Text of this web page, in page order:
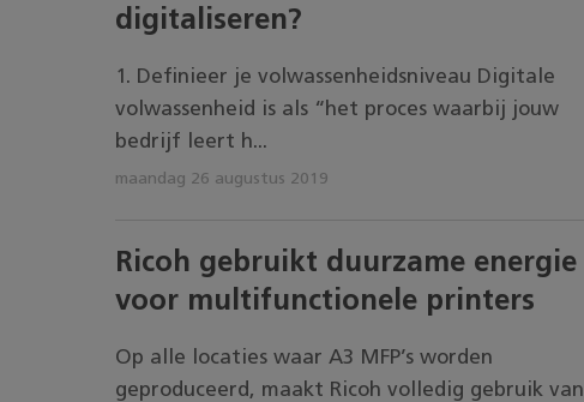
digitaliseren?
1. Definieer je volwassenheidsniveau Digitale
volwassenheid is als “het proces waarbij jouw
bedrijf leert h...
maandag 26 augustus 2019
Ricoh gebruikt duurzame energie
voor multifunctionele printers
Op alle locaties waar A3 MFP’s worden
geproduceerd, maakt Ricoh volledig gebruik van